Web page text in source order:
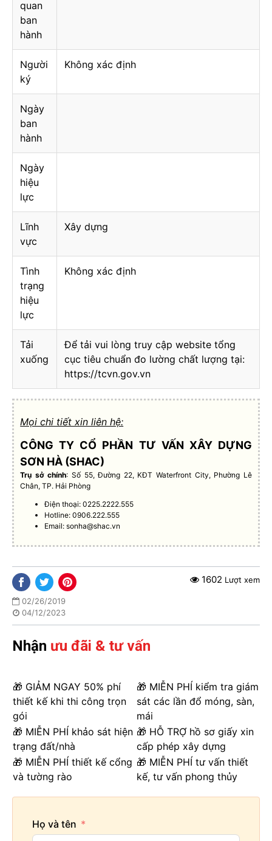
quan
ban
hành
Người
ký
Không xác định
Ngày
ban
hành
Ngày
hiệu
lực
Lĩnh
vực
Xây dựng
Tình
trạng
hiệu
lực
Không xác định
Tải
xuống
Để tải vui lòng truy cập website tổng
cục tiêu chuẩn đo lường chất lượng tại:
https://tcvn.gov.vn
Mọi chi tiết xin liên hệ:
CÔNG TY CỔ PHẦN TƯ VẤN XÂY DỰNG
SƠN HÀ (SHAC)
Trụ sở chính: Số 55, Đường 22, KĐT Waterfront City, Phường Lê
Chân, TP. Hải Phòng
Điện thoại: 0225.2222.555
Hotline: 0906.222.555
Email:sonha@shac.vn
02/26/2019
04/12/2023
1602 Lượt xem
Nhận ưu đãi & tư vấn
🎁 GIẢM NGAY 50% phí
thiết kế khi thi công trọn
gói
🎁 MIỄN PHÍ kiểm tra giám
sát các lần đổ móng, sàn,
mái
🎁 MIỄN PHÍ khảo sát hiện
trạng đất/nhà
🎁 HỖ TRỢ hồ sơ giấy xin
cấp phép xây dựng
🎁 MIỄN PHÍ thiết kế cổng
và tường rào
🎁 MIỄN PHÍ tư vấn thiết
kế, tư vấn phong thủy
Họ và tên